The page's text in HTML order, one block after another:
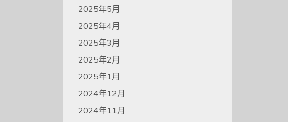
2025年5月
2025年4月
2025年3月
2025年2月
2025年1月
2024年12月
2024年11月